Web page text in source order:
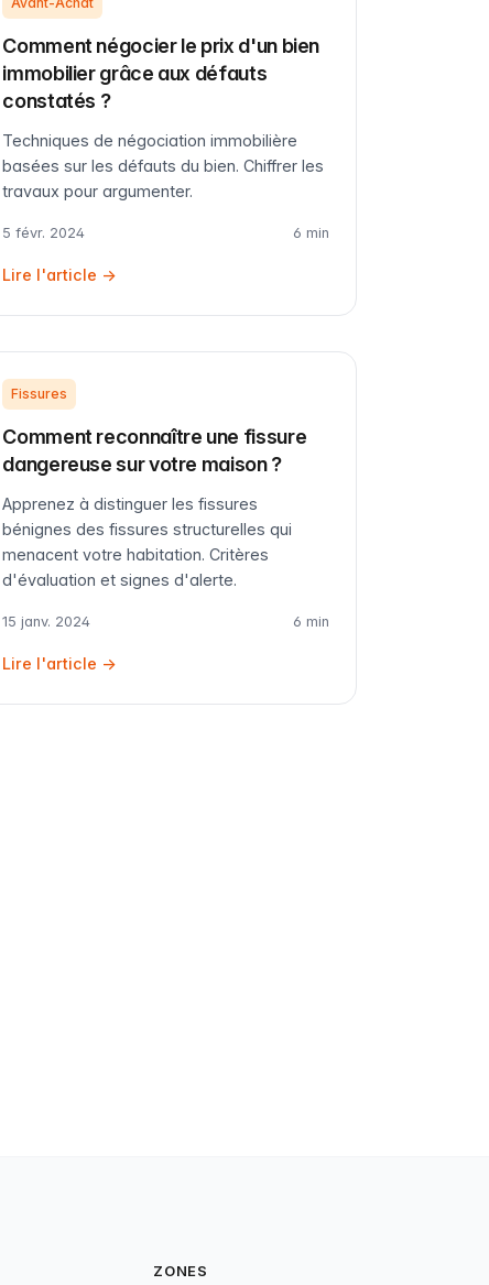
Comment négocier le prix d'un bien
immobilier grâce aux défauts
constatés ?
Techniques de négociation immobilière
basées sur les défauts du bien. Chiffrer les
travaux pour argumenter.
5 févr. 2024 6 min
Lire l'article →
Fissures
Comment reconnaître une fissure
dangereuse sur votre maison ?
Apprenez à distinguer les fissures
bénignes des fissures structurelles qui
menacent votre habitation. Critères
d'évaluation et signes d'alerte.
15 janv. 2024 6 min
Lire l'article →
ZONES